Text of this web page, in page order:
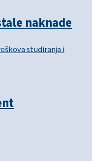
naknade
studiranja i